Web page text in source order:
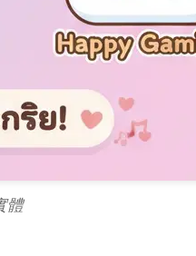
體